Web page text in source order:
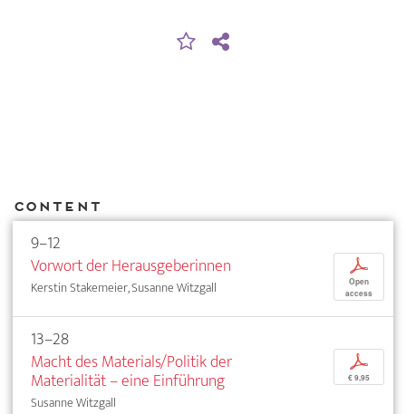
Content
9–12
Vorwort der Herausgeberinnen
Kerstin Stakemeier, Susanne Witzgall
p
Open
access
13–28
Macht des Materials/Politik der
Materialität – eine Einführung
Susanne Witzgall
p
€ 9,95